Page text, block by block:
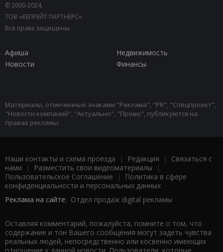
© 2000-2024,
ТОВ «КЕПРЕЙТ ПАРТНЕРС».
Все права защищены.
Афиша
Недвижимость
Новости
Финансы
Материалы, отмеченные знаками "Реклама", "PR", "Спецпроект",
"Новости компаний", "Актуально", "Промо", публикуются на
правах рекламы.
Наши контакты и схема проезда | Редакция | Связаться с
нами | Разместить свои видеоматериалы |
Пользовательское Соглашение |
Политика в сфере
конфиденциальности и персональных данных
Реклама на сайте: Отдел продаж digital рекламы
Оставляя комментарий, пожалуйста, помните о том, что
содержание и тон Вашего сообщения могут задеть чувства
реальных людей, непосредственно или косвенно имеющих